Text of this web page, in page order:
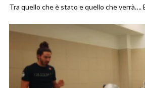
Tra quello che è stato e quello che